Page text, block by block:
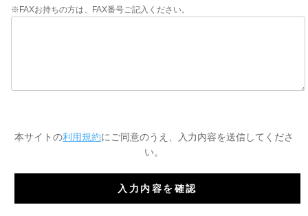
※FAXお持ちの方は、FAX番号ご記入ください。
本サイトの利用規約にご同意のうえ、入力内容を送信してくださ
い。